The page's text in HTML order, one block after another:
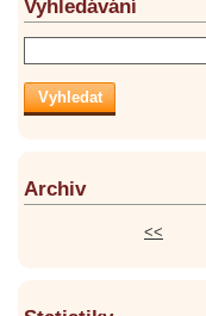
Vyhledávání
Archiv
<<